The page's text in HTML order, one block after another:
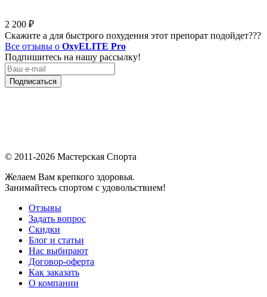
2 200 ₽
Скажите а для быстрого похудения этот препорат подойдет???
Все отзывы о OxyELITE Pro
Подпишитесь на нашу рассылку!
Подписаться
© 2011-2026 Мастерская Спорта
Желаем Вам крепкого здоровья.
Занимайтесь спортом с удовольствием!
Отзывы
Задать вопрос
Скидки
Блог и статьи
Нас выбирают
Договор-оферта
Как заказать
О компании